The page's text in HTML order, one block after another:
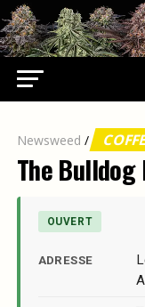
Newsweed /
The Bulldog
OUVERT
ADRESSE